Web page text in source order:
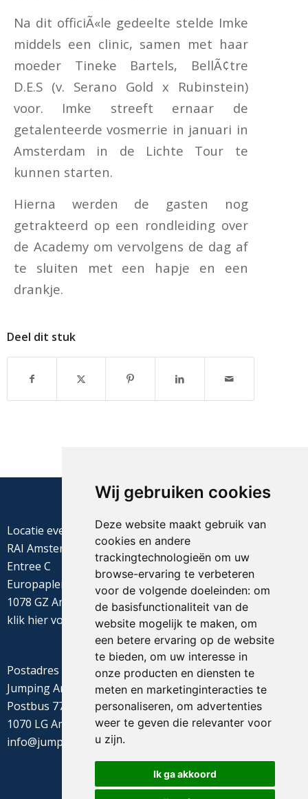
Wij gebruiken cookies
Deze website maakt gebruik van
cookies en andere
trackingtechnologieën om uw
browse-ervaring te verbeteren
voor de volgende doeleinden: om
de basisfunctionaliteit van de
website mogelijk te maken, om
een betere ervaring op de website
te bieden, om uw interesse in
onze producten en diensten te
meten en marketinginteracties te
personaliseren, om advertenties
weer te geven die relevanter voor
u zijn.
Ik ga akkoord
Na dit officiÃ«le gedeelte stelde Imke
middels een clinic, samen met haar
moeder Tineke Bartels, BellÃ¢tre
D.E.S (v. Serano Gold x Rubinstein)
voor. Imke streeft ernaar de
getalenteerde vosmerrie in januari in
Amsterdam in de Lichte Tour te
kunnen starten.
Hierna werden de gasten nog
getrakteerd op een rondleiding over
de Academy om vervolgens de dag af
te sluiten met een hapje en een
drankje.
Deel dit stuk
Locatie evenement
RAI Amsterdam
Entree C
Europaplein 22
1078 GZ Amsterdam
klik hiervoor de routebeschrijving
Postadres
Jumping Amsterdam
Postbus 77655
1070 LG Amsterdam
info@jumpingamsterdam.nl